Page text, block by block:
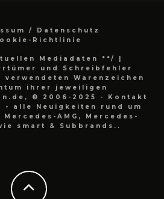
/ Datenschutz
Richtlinie
Mediadaten **/
|
und Schreibfehler
Warenzeichen
ihrer jeweiligen
© 2006-2025 - Kontakt
- alle Neuigkeiten rund um
AMG, Mercedes-
smart & Subbrands..